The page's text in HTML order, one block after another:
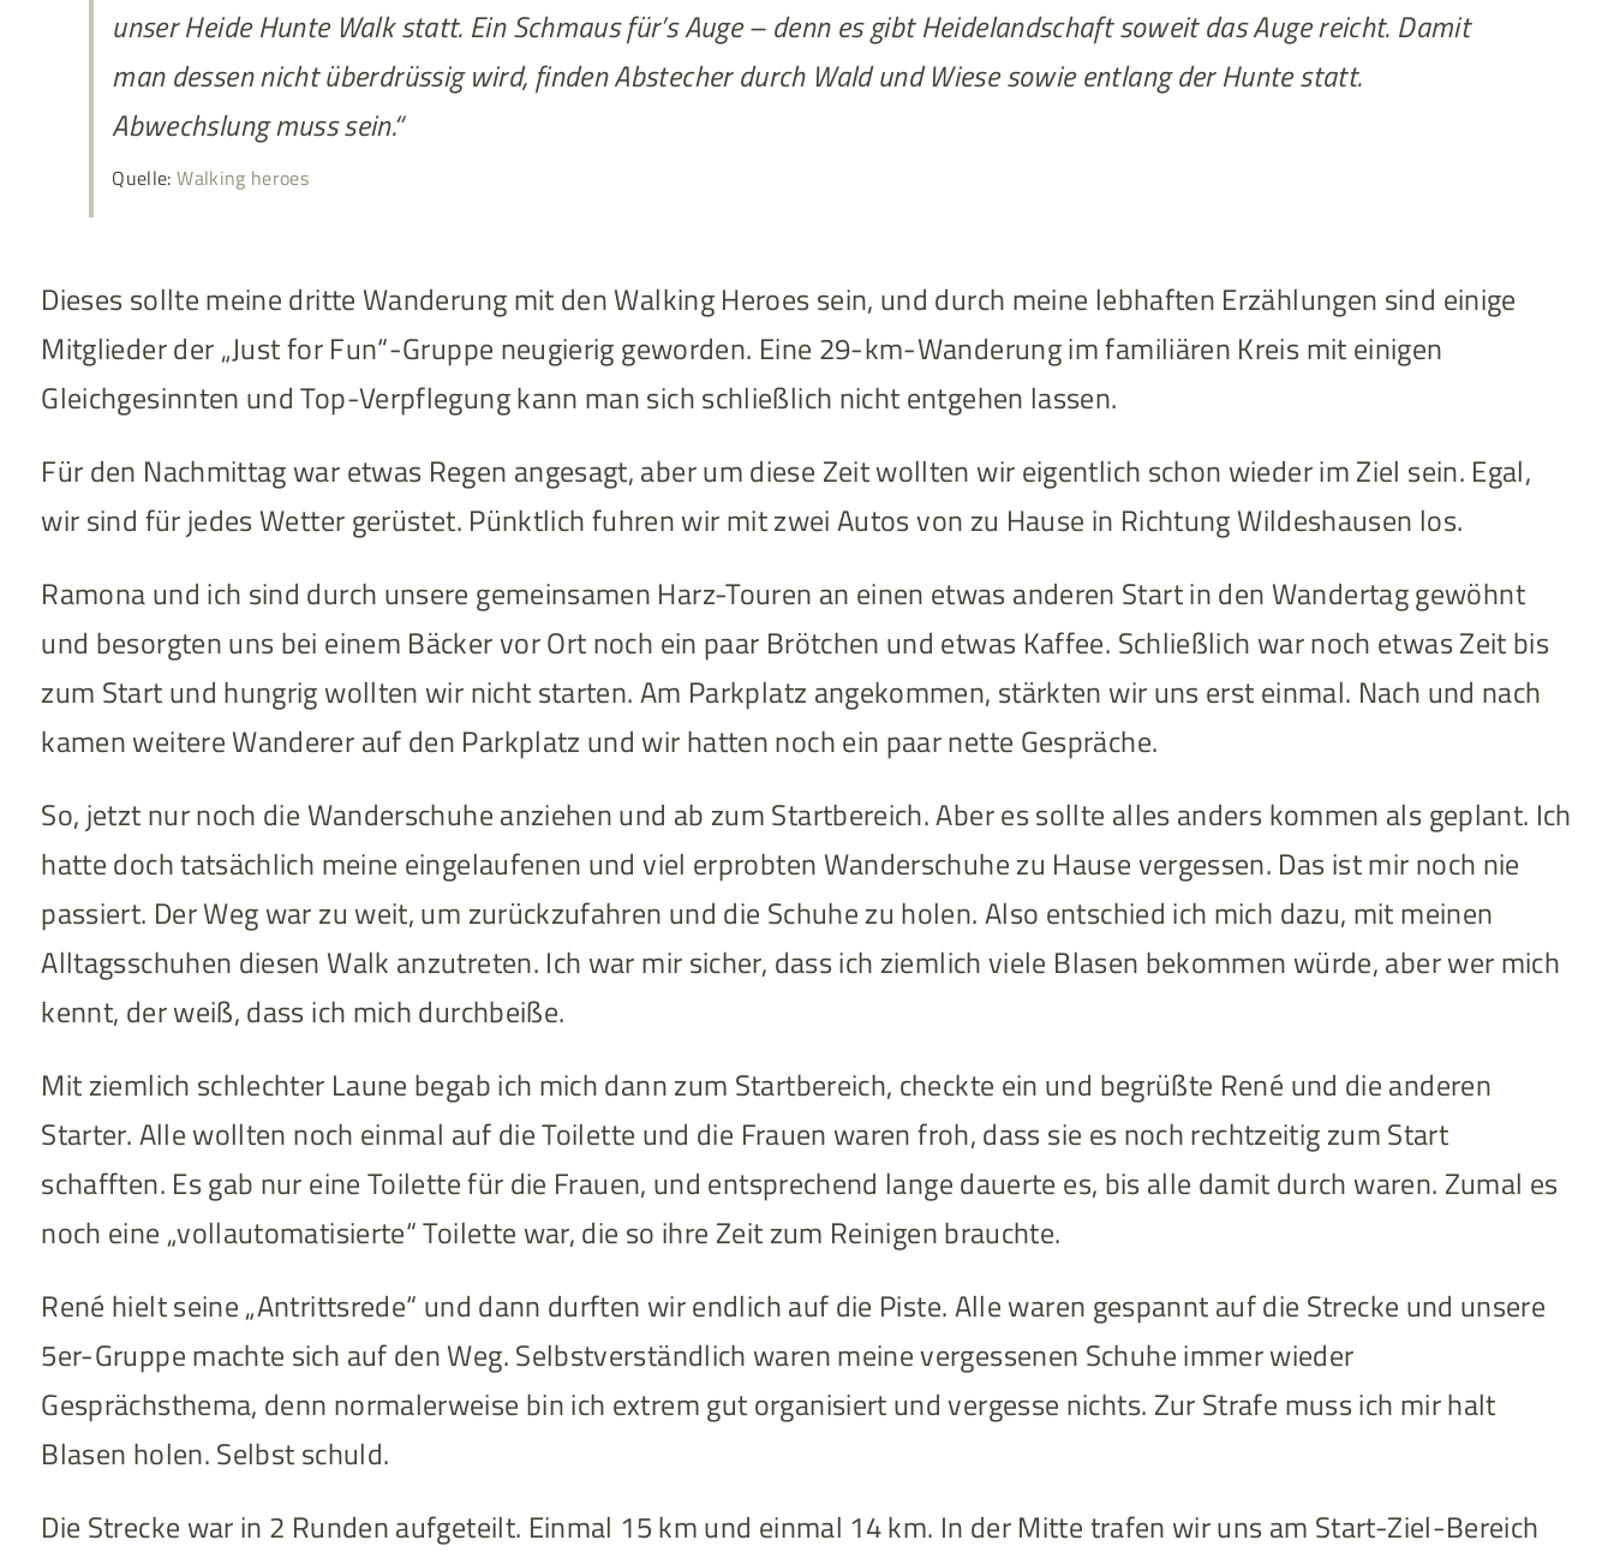
unser Heide Hunte Walk statt. Ein Schmaus für’s Auge – denn es gibt Heidelandschaft soweit das Auge reicht. Damit
man dessen nicht überdrüssig wird, finden Abstecher durch Wald und Wiese sowie entlang der Hunte statt.
Abwechslung muss sein.“
Quelle:Walking heroes
Dieses sollte meine dritte Wanderung mit den Walking Heroes sein, und durch meine lebhaften Erzählungen sind einige
Mitglieder der „Just for Fun“-Gruppe neugierig geworden. Eine 29-km-Wanderung im familiären Kreis mit einigen
Gleichgesinnten und Top-Verpflegung kann man sich schließlich nicht entgehen lassen.
Für den Nachmittag war etwas Regen angesagt, aber um diese Zeit wollten wir eigentlich schon wieder im Ziel sein. Egal,
wir sind für jedes Wetter gerüstet. Pünktlich fuhren wir mit zwei Autos von zu Hause in Richtung Wildeshausen los.
Ramona und ich sind durch unsere gemeinsamen Harz-Touren an einen etwas anderen Start in den Wandertag gewöhnt
und besorgten uns bei einem Bäcker vor Ort noch ein paar Brötchen und etwas Kaffee. Schließlich war noch etwas Zeit bis
zum Start und hungrig wollten wir nicht starten. Am Parkplatz angekommen, stärkten wir uns erst einmal. Nach und nach
kamen weitere Wanderer auf den Parkplatz und wir hatten noch ein paar nette Gespräche.
So, jetzt nur noch die Wanderschuhe anziehen und ab zum Startbereich. Aber es sollte alles anders kommen als geplant. Ich
hatte doch tatsächlich meine eingelaufenen und viel erprobten Wanderschuhe zu Hause vergessen. Das ist mir noch nie
passiert. Der Weg war zu weit, um zurückzufahren und die Schuhe zu holen. Also entschied ich mich dazu, mit meinen
Alltagsschuhen diesen Walk anzutreten. Ich war mir sicher, dass ich ziemlich viele Blasen bekommen würde, aber wer mich
kennt, der weiß, dass ich mich durchbeiße.
Mit ziemlich schlechter Laune begab ich mich dann zum Startbereich, checkte ein und begrüßte René und die anderen
Starter. Alle wollten noch einmal auf die Toilette und die Frauen waren froh, dass sie es noch rechtzeitig zum Start
schafften. Es gab nur eine Toilette für die Frauen, und entsprechend lange dauerte es, bis alle damit durch waren. Zumal es
noch eine „vollautomatisierte“ Toilette war, die so ihre Zeit zum Reinigen brauchte.
René hielt seine „Antrittsrede“ und dann durften wir endlich auf die Piste. Alle waren gespannt auf die Strecke und unsere
5er-Gruppe machte sich auf den Weg. Selbstverständlich waren meine vergessenen Schuhe immer wieder
Gesprächsthema, denn normalerweise bin ich extrem gut organisiert und vergesse nichts. Zur Strafe muss ich mir halt
Blasen holen. Selbst schuld.
Die Strecke war in 2 Runden aufgeteilt. Einmal 15 km und einmal 14 km. In der Mitte trafen wir uns am Start-Ziel-Bereich